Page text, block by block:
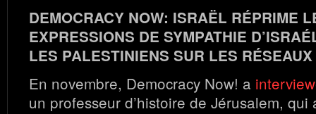
DEMOCRACY NOW: ISRAËL RÉPRIME
EXPRESSIONS DE SYMPATHIE
LES PALESTINIENS SUR LES
En novembre, Democracy Now! a
un professeur d’histoire de Jérusalem,